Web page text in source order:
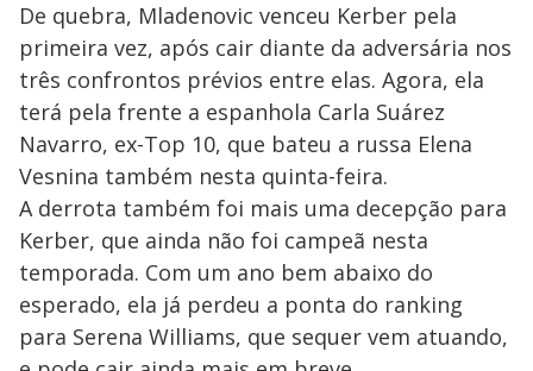
De quebra, Mladenovic venceu Kerber pela
primeira vez, após cair diante da adversária nos
três confrontos prévios entre elas. Agora, ela
terá pela frente a espanhola Carla Suárez
Navarro, ex-Top 10, que bateu a russa Elena
Vesnina também nesta quinta-feira.
A derrota também foi mais uma decepção para
Kerber, que ainda não foi campeã nesta
temporada. Com um ano bem abaixo do
esperado, ela já perdeu a ponta do ranking
para Serena Williams, que sequer vem atuando,